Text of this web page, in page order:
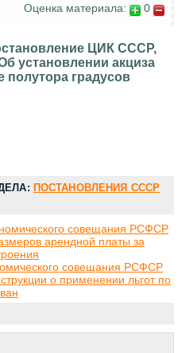
Оценка материала: 0
ЦИК СССР,
установлении акциза
градусов
ПОСТАНОВЛЕНИЯ СССР
совещания РСФСР
арендной платы за
совещания РСФСР
о применении льгот по